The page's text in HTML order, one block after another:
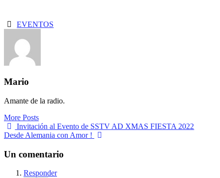
EVENTOS
Mario
Amante de la radio.
More Posts
Navegación
de
entradas
Invitación al Evento de SSTV AD XMAS FIESTA 2022
Desde Alemania con Amor !
Un comentario
Responder